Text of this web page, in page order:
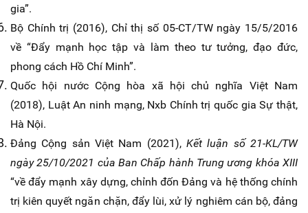
gia”.
Bộ Chính trị (2016), Chỉ thị số 05-CT/TW ngày 15/5/2016
về “Đẩy mạnh học tập và làm theo tư tưởng, đạo đức,
phong cách Hồ Chí Minh”.
Quốc hội nước Cộng hòa xã hội chủ nghĩa Việt Nam
(2018), Luật An ninh mạng, Nxb Chính trị quốc gia Sự thật,
Hà Nội.
Đảng Cộng sản Việt Nam (2021), Kết luận số 21-KL/TW
ngày 25/10/2021 của Ban Chấp hành Trung ương khóa XIII
“về đẩy mạnh xây dựng, chỉnh đốn Đảng và hệ thống chính
trị kiên quyết ngăn chặn, đẩy lùi, xử lý nghiêm cán bộ, đảng